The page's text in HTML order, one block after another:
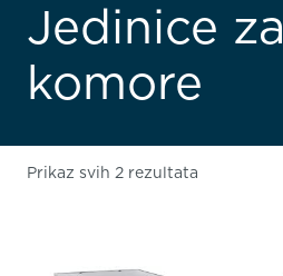
Jedinice za
komore
Prikaz svih 2 rezultata